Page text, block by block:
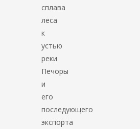
сплава
леса
к
устью
реки
Печоры
и
его
последующего
экспорта